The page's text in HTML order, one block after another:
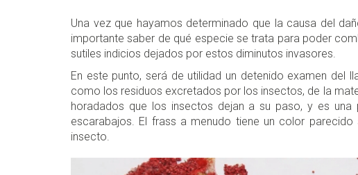
Una vez que hayamos determinado que la causa del
importante saber de qué especie se trata para poder
sutiles indicios dejados por estos diminutos invasores.
En este punto, será de utilidad un detenido examen del
como los residuos excretados por los insectos, de la
horadados que los insectos dejan a su paso, y es
escarabajos. El frass a menudo tiene un color
insecto.